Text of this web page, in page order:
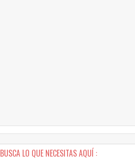
BUSCA LO QUE NECESITAS AQUÍ :